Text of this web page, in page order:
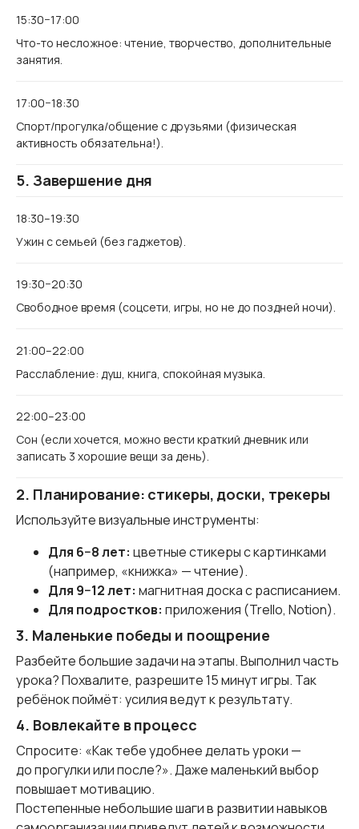
15:30−17:00
Что-то несложное: чтение, творчество, дополнительные
занятия.
17:00−18:30
Спорт/прогулка/общение с друзьями (физическая
активность обязательна!).
5. Завершение дня
18:30–19:30
Ужин с семьей (без гаджетов).
19:30−20:30
Свободное время (соцсети, игры, но не до поздней ночи).
21:00–22:00
Расслабление: душ, книга, спокойная музыка.
22:00–23:00
Сон (если хочется, можно вести краткий дневник или
записать 3 хорошие вещи за день).
2. Планирование: стикеры, доски, трекеры
Используйте визуальные инструменты:
Для 6−8 лет: цветные стикеры с картинками
(например, «книжка» — чтение).
Для 9−12 лет: магнитная доска с расписанием.
Для подростков: приложения (Trello, Notion).
3. Маленькие победы и поощрение
Разбейте большие задачи на этапы. Выполнил часть
урока? Похвалите, разрешите 15 минут игры. Так
ребёнок поймёт: усилия ведут к результату.
4. Вовлекайте в процесс
Спросите: «Как тебе удобнее делать уроки —
до прогулки или после?». Даже маленький выбор
повышает мотивацию.
Постепенные небольшие шаги в развитии навыков